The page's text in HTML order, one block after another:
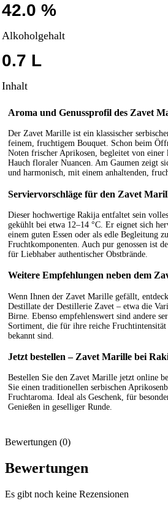
42.0 %
Alkoholgehalt
0.7 L
Inhalt
Aroma und Genussprofil des Zavet
Der Zavet Marille ist ein klassischer
feinem, fruchtigem Bouquet. Schon beim
Noten frischer Aprikosen, begleitet von einer
Hauch floraler Nuancen. Am Gaumen zeigt
und harmonisch, mit einem anhaltenden,
Serviervorschläge für den Zavet
Dieser hochwertige Rakija entfaltet sein
gekühlt bei etwa 12–14 °C. Er eignet sich
einem guten Essen oder als edle Begleitung
Fruchtkomponenten. Auch pur genossen ist
für Liebhaber authentischer Obstbrände.
Weitere Empfehlungen neben dem
Wenn Ihnen der Zavet Marille gefällt,
Destillate der Destillerie Zavet – etwa die
Birne. Ebenso empfehlenswert sind andere
Sortiment, die für ihre reiche
bekannt sind.
Jetzt bestellen – Zavet Marille bei
Bestellen Sie den Zavet Marille jetzt online
Sie einen traditionellen serbischen
Fruchtaroma. Ideal als Geschenk, für
Genießen in geselliger Runde.
Bewertungen (0)
Bewertungen
Es gibt noch keine Rezensionen